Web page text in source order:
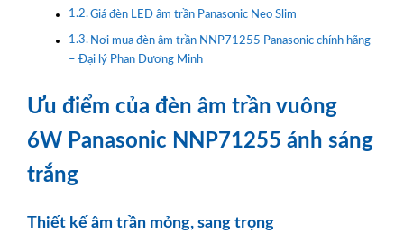
Giá đèn LED âm trần Panasonic Neo Slim
Nơi mua đèn âm trần NNP71255 Panasonic chính hãng
– Đại lý Phan Dương Minh
Ưu điểm của đèn âm trần vuông
6W Panasonic NNP71255 ánh sáng
trắng
Thiết kế âm trần mỏng, sang trọng